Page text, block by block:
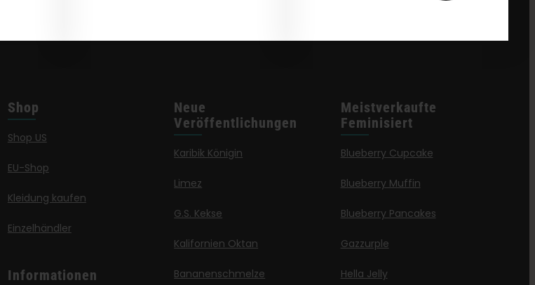
Shop
Shop US
EU-Shop
Kleidung kaufen
Einzelhändler
Informationen
Neue
Veröffentlichungen
Karibik Königin
Limez
G.S. Kekse
Kalifornien Oktan
Bananenschmelze
Meistverkaufte
Feminisiert
Blueberry Cupcake
Blueberry Muffin
Blueberry Pancakes
Gazzurple
Hella Jelly